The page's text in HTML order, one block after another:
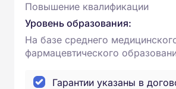
Повышение квалификации
Уровень образования:
На базе среднего
фармацевтического
Гарантии указаны в